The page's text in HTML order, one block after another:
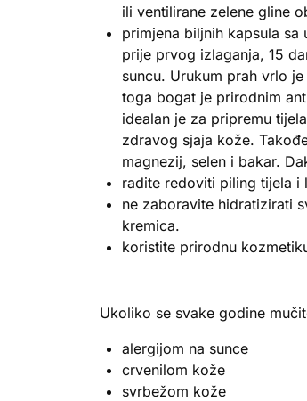
ili ventilirane zelene gline
primjena biljnih kapsula
prije prvog izlaganja, 15
suncu. Urukum prah vrlo
toga bogat je prirodnim
idealan je za pripremu
zdravog sjaja kože.
magnezij, selen i bakar.
radite redoviti piling tijela i
ne zaboravite hidratizirati
kremica.
koristite prirodnu
Ukoliko se svake godine
alergijom na sunce
crvenilom kože
svrbežom kože